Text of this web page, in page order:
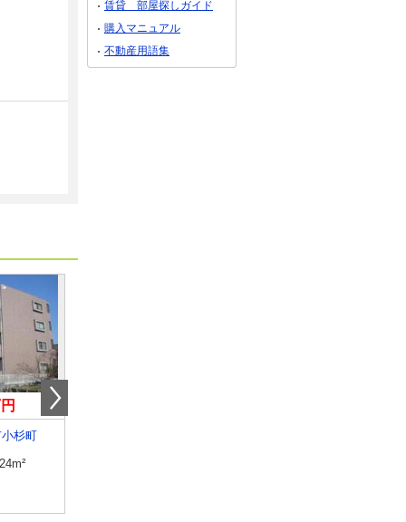
杉町
賃貸 部屋探しガイド
購入マニュアル
不動産用語集